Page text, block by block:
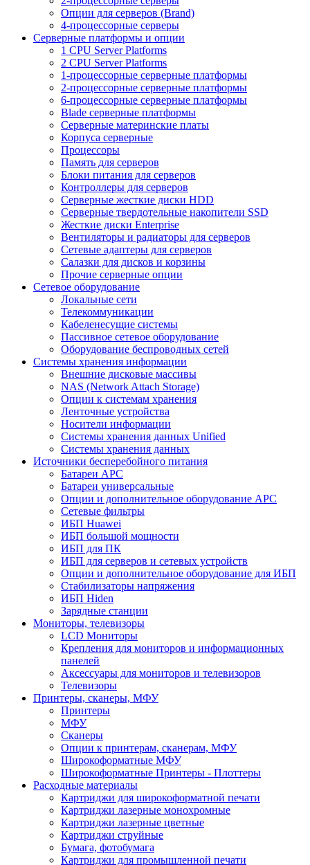
Опции для серверов (Brand)
4-процессорные серверы
Серверные платформы и опции
1 CPU Server Platforms
2 CPU Server Platforms
1-процессорные серверные платформы
2-процессорные серверные платформы
6-процессорные серверные платформы
Blade серверные платформы
Серверные материнские платы
Корпуса серверные
Процессоры
Память для серверов
Блоки питания для серверов
Контроллеры для серверов
Серверные жесткие диски HDD
Серверные твердотельные накопители SSD
Жесткие диски Enterprise
Вентиляторы и радиаторы для серверов
Сетевые адаптеры для серверов
Салазки для дисков и корзины
Прочие серверные опции
Сетевое оборудование
Локальные сети
Телекоммуникации
Кабеленесущие системы
Пассивное сетевое оборудование
Оборудование беспроводных сетей
Системы хранения информации
Внешние дисковые массивы
NAS (Network Attach Storage)
Опции к системам хранения
Ленточные устройства
Носители информации
Системы хранения данных Unified
Системы хранения данных
Источники бесперебойного питания
Батареи APC
Батареи универсальные
Опции и дополнительное оборудование АРС
Сетевые фильтры
ИБП Huawei
ИБП большой мощности
ИБП для ПК
ИБП для серверов и сетевых устройств
Опции и дополнительное оборудование для ИБП
Стабилизаторы напряжения
ИБП Hiden
Зарядные станции
Мониторы, телевизоры
LCD Мониторы
Крепления для мониторов и информационных
панелей
Аксессуары для мониторов и телевизоров
Телевизоры
Принтеры, сканеры, МФУ
Принтеры
МФУ
Сканеры
Опции к принтерам, сканерам, МФУ
Широкоформатные МФУ
Широкоформатные Принтеры - Плоттеры
Расходные материалы
Картриджи для широкоформатной печати
Картриджи лазерные монохромные
Картриджи лазерные цветные
Картриджи струйные
Бумага, фотобумага
Картриджи для промышленной печати